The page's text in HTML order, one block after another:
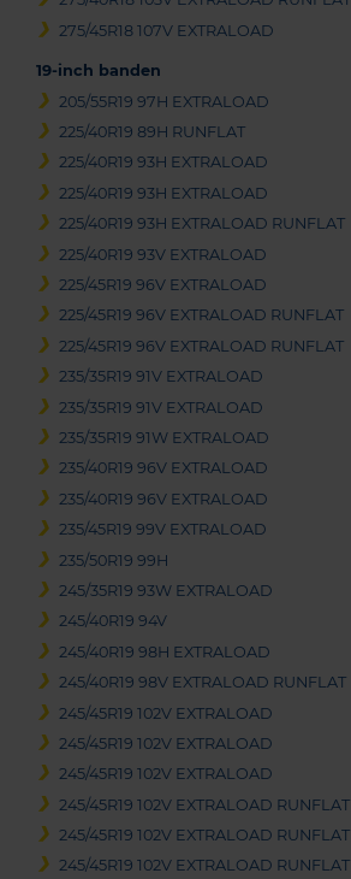
275/45R18 107V EXTRALOAD
19-inch banden
205/55R19 97H EXTRALOAD
225/40R19 89H RUNFLAT
225/40R19 93H EXTRALOAD
225/40R19 93H EXTRALOAD
225/40R19 93H EXTRALOAD RUNFLAT
225/40R19 93V EXTRALOAD
225/45R19 96V EXTRALOAD
225/45R19 96V EXTRALOAD RUNFLAT
225/45R19 96V EXTRALOAD RUNFLAT
235/35R19 91V EXTRALOAD
235/35R19 91V EXTRALOAD
235/35R19 91W EXTRALOAD
235/40R19 96V EXTRALOAD
235/40R19 96V EXTRALOAD
235/45R19 99V EXTRALOAD
235/50R19 99H
245/35R19 93W EXTRALOAD
245/40R19 94V
245/40R19 98H EXTRALOAD
245/40R19 98V EXTRALOAD RUNFLAT
245/45R19 102V EXTRALOAD
245/45R19 102V EXTRALOAD
245/45R19 102V EXTRALOAD
245/45R19 102V EXTRALOAD RUNFLAT
245/45R19 102V EXTRALOAD RUNFLAT
245/45R19 102V EXTRALOAD RUNFLAT